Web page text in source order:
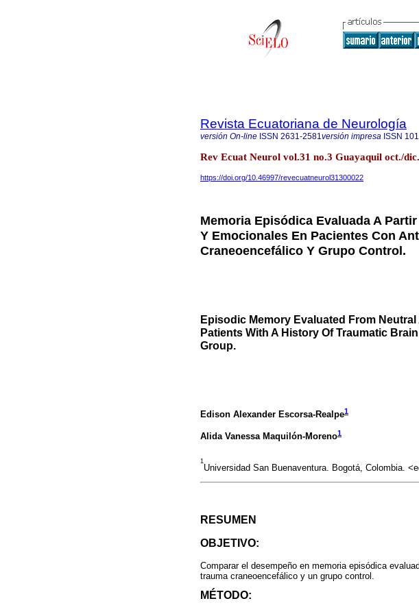
Revista Ecuatoriana de Neurología
versión On-line ISSN 2631-2581versión impresa ISSN
Rev Ecuat Neurol vol.31 no.3 Guayaquil oct./
https://doi.org/10.46997/revecuatneurol31300022
Memoria Episódica Evaluada A
Y Emocionales En Pacientes Con
Craneoencefálico Y Grupo Control.
Episodic Memory Evaluated From
Patients With A History Of Traumatic
Group.
Edison Alexander Escorsa-Realpe1
Alida Vanessa Maquilón-Moreno1
1
Universidad San Buenaventura. Bogotá, Colombia.
RESUMEN
OBJETIVO:
Comparar el desempeño en memoria episódica
trauma craneoencefálico y un grupo control.
MÉTODO: